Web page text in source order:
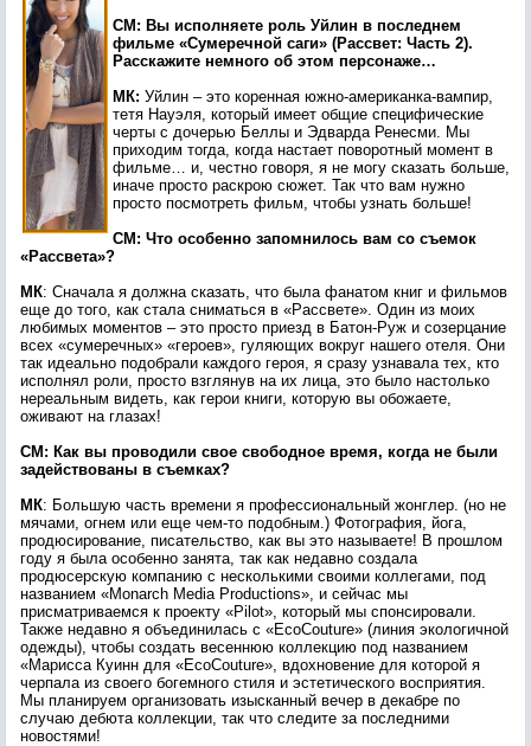
СМ: Вы исполняете роль Уйлин в последнем
фильме «Сумеречной саги» (Рассвет: Часть 2).
Расскажите немного об этом персонаже…
МК: Уйлин – это коренная южно-американка-вампир,
тетя Науэля, который имеет общие специфические
черты с дочерью Беллы и Эдварда Ренесми. Мы
приходим тогда, когда настает поворотный момент в
фильме… и, честно говоря, я не могу сказать больше,
иначе просто раскрою сюжет. Так что вам нужно
просто посмотреть фильм, чтобы узнать больше!
СМ: Что особенно запомнилось вам со съемок
«Рассвета»?
МК: Сначала я должна сказать, что была фанатом книг и фильмов
еще до того, как стала сниматься в «Рассвете». Один из моих
любимых моментов – это просто приезд в Батон-Руж и созерцание
всех «сумеречных» «героев», гуляющих вокруг нашего отеля. Они
так идеально подобрали каждого героя, я сразу узнавала тех, кто
исполнял роли, просто взглянув на их лица, это было настолько
нереальным видеть, как герои книги, которую вы обожаете,
оживают на глазах!
СМ: Как вы проводили свое свободное время, когда не были
задействованы в съемках?
МК: Большую часть времени я профессиональный жонглер. (но не
мячами, огнем или еще чем-то подобным.) Фотография, йога,
продюсирование, писательство, как вы это называете! В прошлом
году я была особенно занята, так как недавно создала
продюсерскую компанию с несколькими своими коллегами, под
названием «Monarch Media Productions», и сейчас мы
присматриваемся к проекту «Pilot», который мы спонсировали.
Также недавно я объединилась с «EcoCouture» (линия экологичной
одежды), чтобы создать весеннюю коллекцию под названием
«Марисса Куинн для «EcoCouture», вдохновение для которой я
черпала из своего богемного стиля и эстетического восприятия.
Мы планируем организовать изысканный вечер в декабре по
случаю дебюта коллекции, так что следите за последними
новостями!